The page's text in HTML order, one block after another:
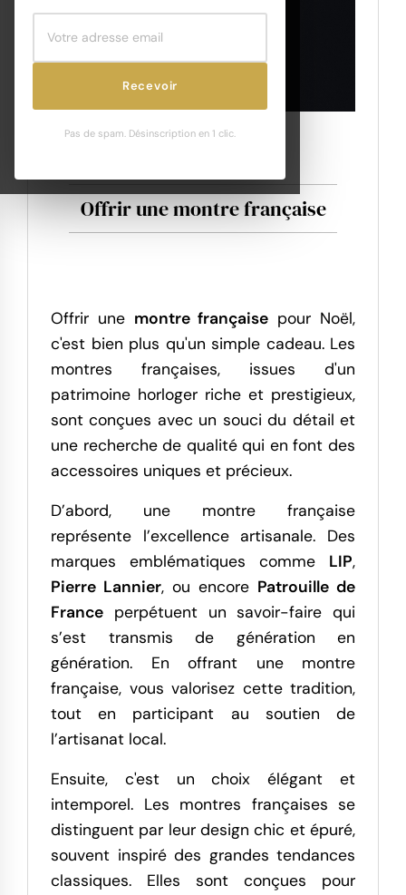
Recevoir
Pas de spam. Désinscription en 1 clic.
Offrir une montre française
Offrir une montre française pour Noël,
c'est bien plus qu'un simple cadeau. Les
montres françaises, issues d'un
patrimoine horloger riche et prestigieux,
sont conçues avec un souci du détail et
une recherche de qualité qui en font des
accessoires uniques et précieux.
D’abord, une montre française
représente l’excellence artisanale. Des
marques emblématiques comme LIP,
Pierre Lannier, ou encore Patrouille de
France perpétuent un savoir-faire qui
s’est transmis de génération en
génération. En offrant une montre
française, vous valorisez cette tradition,
tout en participant au soutien de
l’artisanat local.
Ensuite, c'est un choix élégant et
intemporel. Les montres françaises se
distinguent par leur design chic et épuré,
souvent inspiré des grandes tendances
classiques. Elles sont conçues pour